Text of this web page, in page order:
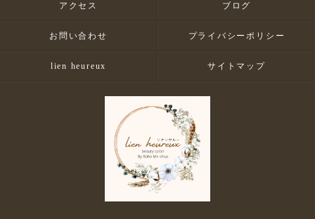
アクセス ブログ
お問い合わせ プライバシーポリシー
lien heureux サイトマップ